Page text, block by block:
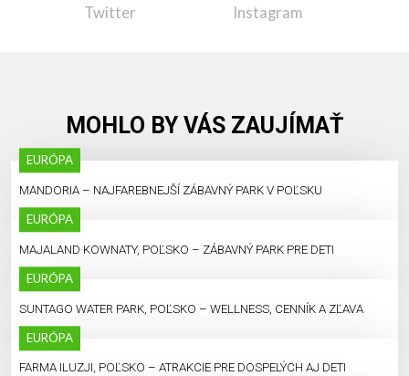
Twitter Instagram
MOHLO BY VÁS ZAUJÍMAŤ
EURÓPA
MANDORIA – NAJFAREBNEJŠÍ ZÁBAVNÝ PARK V POĽSKU
EURÓPA
MAJALAND KOWNATY, POĽSKO – ZÁBAVNÝ PARK PRE DETI
EURÓPA
SUNTAGO WATER PARK, POĽSKO – WELLNESS, CENNÍK A ZĽAVA
EURÓPA
FARMA ILUZJI, POĽSKO – ATRAKCIE PRE DOSPELÝCH AJ DETI